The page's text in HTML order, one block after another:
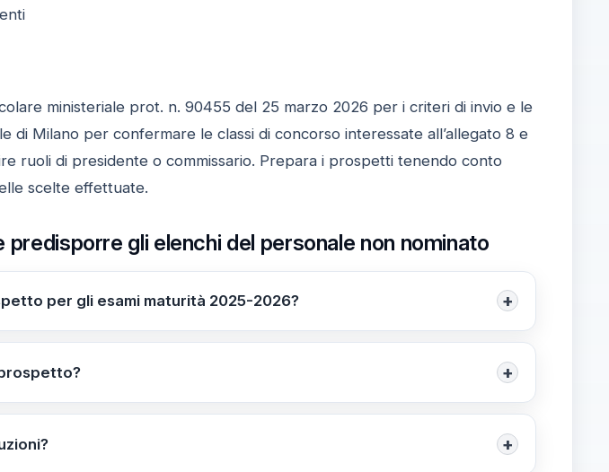
ministeriale prot. n. 90455 del 25 marzo 2026 per i criteri di invio e le
di Milano per confermare le classi di concorso interessate all’allegato 8 e
ruoli di presidente o commissario. Prepara i prospetti tenendo conto
scelte effettuate.
gli elenchi del personale non nominato
per gli esami maturità 2025-2026? +
nell’allegato 8 – cioè i docenti non nominati nelle commissioni.
+
docenti di sostegno, referenti del plico telematico e docenti con
+